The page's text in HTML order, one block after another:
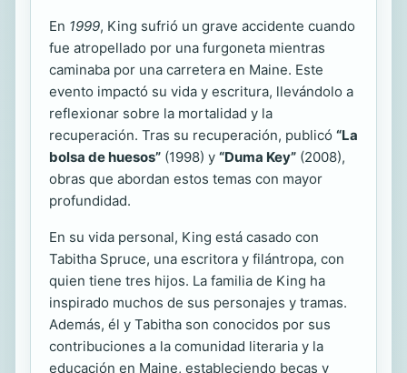
En 1999, King sufrió un grave accidente cuando
fue atropellado por una furgoneta mientras
caminaba por una carretera en Maine. Este
evento impactó su vida y escritura, llevándolo a
reflexionar sobre la mortalidad y la
recuperación. Tras su recuperación, publicó “La
bolsa de huesos” (1998) y “Duma Key” (2008),
obras que abordan estos temas con mayor
profundidad.
En su vida personal, King está casado con
Tabitha Spruce, una escritora y filántropa, con
quien tiene tres hijos. La familia de King ha
inspirado muchos de sus personajes y tramas.
Además, él y Tabitha son conocidos por sus
contribuciones a la comunidad literaria y la
educación en Maine, estableciendo becas y